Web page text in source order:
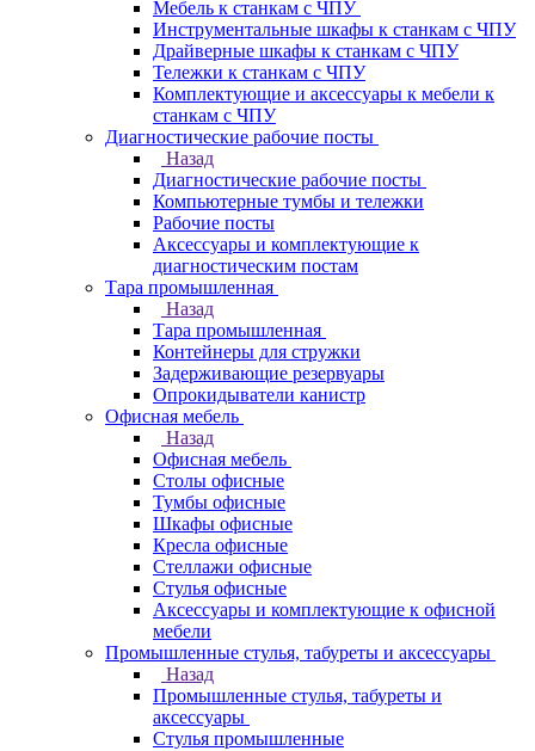
Мебель к станкам с ЧПУ
Инструментальные шкафы к станкам с ЧПУ
Драйверные шкафы к станкам с ЧПУ
Тележки к станкам с ЧПУ
Комплектующие и аксессуары к мебели к
станкам с ЧПУ
Диагностические рабочие посты
Назад
Диагностические рабочие посты
Компьютерные тумбы и тележки
Рабочие посты
Аксессуары и комплектующие к
диагностическим постам
Тара промышленная
Назад
Тара промышленная
Контейнеры для стружки
Задерживающие резервуары
Опрокидыватели канистр
Офисная мебель
Назад
Офисная мебель
Столы офисные
Тумбы офисные
Шкафы офисные
Кресла офисные
Стеллажи офисные
Стулья офисные
Аксессуары и комплектующие к офисной
мебели
Промышленные стулья, табуреты и аксессуары
Назад
Промышленные стулья, табуреты и
аксессуары
Стулья промышленные